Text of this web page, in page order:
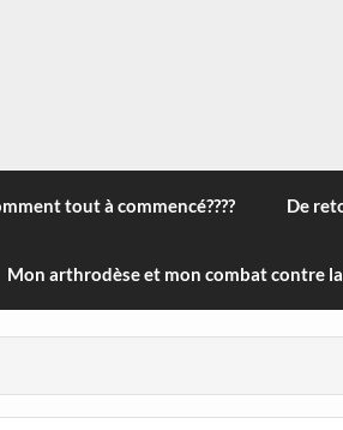
le monde, des nouveautés
! Bonne visite
tout à commencé???? De
Mon arthrodèse et mon combat contre